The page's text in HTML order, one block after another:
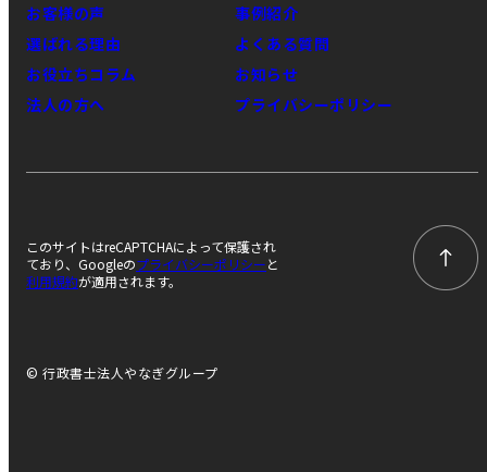
お客様の声
事例紹介
選ばれる理由
よくある質問
お役立ちコラム
お知らせ
法人の方へ
プライバシーポリシー
このサイトはreCAPTCHAによって保護され
ており、Googleのプライバシーポリシーと
利用規約が適用されます。
© 行政書士法人やなぎグループ